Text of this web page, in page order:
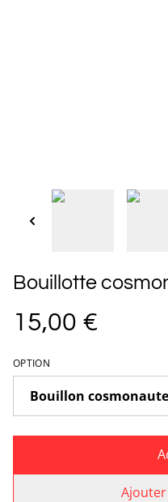
Bouillotte
15,00 €
OPTION